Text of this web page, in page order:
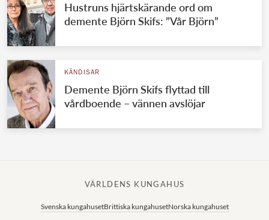
Hustruns hjärtskärande ord om
demente Björn Skifs: ”Vår Björn”
KÄNDISAR
Demente Björn Skifs flyttad till
vårdboende – vännen avslöjar
VÄRLDENS KUNGAHUS
Svenska kungahusetBrittiska kungahusetNorska kungahuset